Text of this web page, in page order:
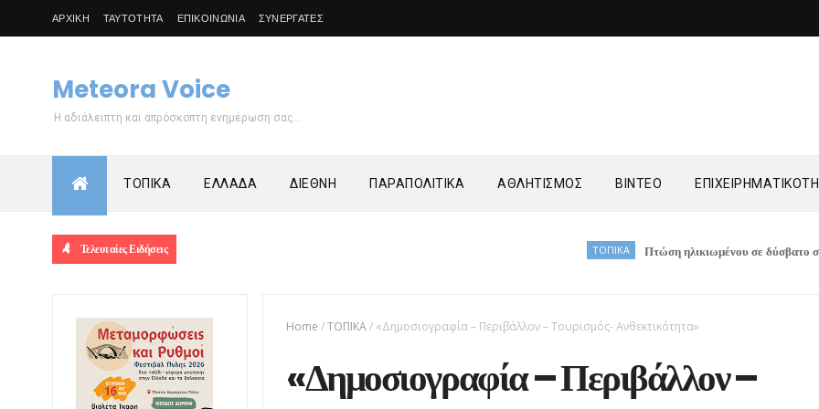
ΑΡΧΙΚΗ ΤΑΥΤΟΤΗΤΑ ΕΠΙΚΟΙΝΩΝΙΑ ΣΥΝΕΡΓΑΤΕΣ
Meteora Voice
Η αδιάλειπτη και απρόσκοπτη ενημέρωση σας...
ΤΟΠΙΚΑ ΕΛΛΑΔΑ ΔΙΕΘΝΗ ΠΑΡΑΠΟΛΙΤΙΚΑ ΑΘΛΗΤΙΣΜΟΣ ΒΙΝΤΕΟ
Τελευταίες Ειδήσεις Πτώση ηλικιωμένου σε δύσβατο σημείο
Home /ΤΟΠΙΚΑ/ «Δημοσιογραφία – Περιβάλλον – Τουρισμός- Ανθεκτικότητα»
«Δημοσιογραφία – Περιβάλλον –